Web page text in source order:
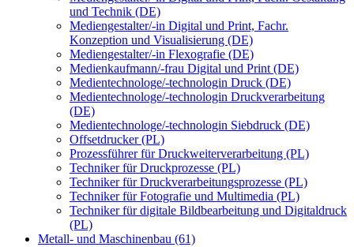
und Technik (DE)
Mediengestalter/-in Digital und Print, Fachr.
Konzeption und Visualisierung (DE)
Mediengestalter/-in Flexografie (DE)
Medienkaufmann/-frau Digital und Print (DE)
Medientechnologe/-technologin Druck (DE)
Medientechnologe/-technologin Druckverarbeitung
(DE)
Medientechnologe/-technologin Siebdruck (DE)
Offsetdrucker (PL)
Prozessführer für Druckweiterverarbeitung (PL)
Techniker für Druckprozesse (PL)
Techniker für Druckverarbeitungsprozesse (PL)
Techniker für Fotografie und Multimedia (PL)
Techniker für digitale Bildbearbeitung und Digitaldruck
(PL)
Metall- und Maschinenbau (61)